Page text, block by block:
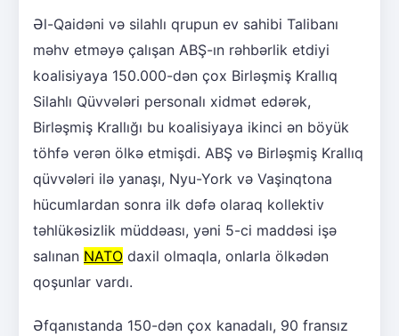
Əl-Qaidəni və silahlı qrupun ev sahibi Talibanı
məhv etməyə çalışan ABŞ-ın rəhbərlik etdiyi
koalisiyaya 150.000-dən çox Birləşmiş Krallıq
Silahlı Qüvvələri personalı xidmət edərək,
Birləşmiş Krallığı bu koalisiyaya ikinci ən böyük
töhfə verən ölkə etmişdi. ABŞ və Birləşmiş Krallıq
qüvvələri ilə yanaşı, Nyu-York və Vaşinqtona
hücumlardan sonra ilk dəfə olaraq kollektiv
təhlükəsizlik müddəası, yəni 5-ci maddəsi işə
salınan NATO daxil olmaqla, onlarla ölkədən
qoşunlar vardı.
Əfqanıstanda 150-dən çox kanadalı, 90 fransız